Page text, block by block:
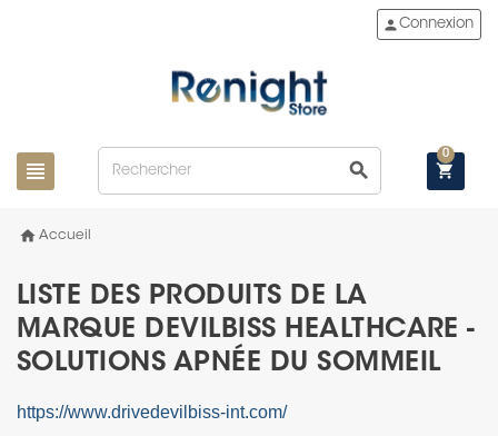
view_headline search
personConnexion
shopping_cart
0
home Accueil
LISTE DES PRODUITS DE LA
MARQUE DEVILBISS HEALTHCARE -
SOLUTIONS APNÉE DU SOMMEIL
https://www.drivedevilbiss-int.com/